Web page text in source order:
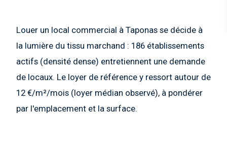
Louer un local commercial à Taponas se décide à
la lumière du tissu marchand : 186 établissements
actifs (densité dense) entretiennent une demande
de locaux. Le loyer de référence y ressort autour de
12 €/m²/mois (loyer médian observé), à pondérer
par l'emplacement et la surface.